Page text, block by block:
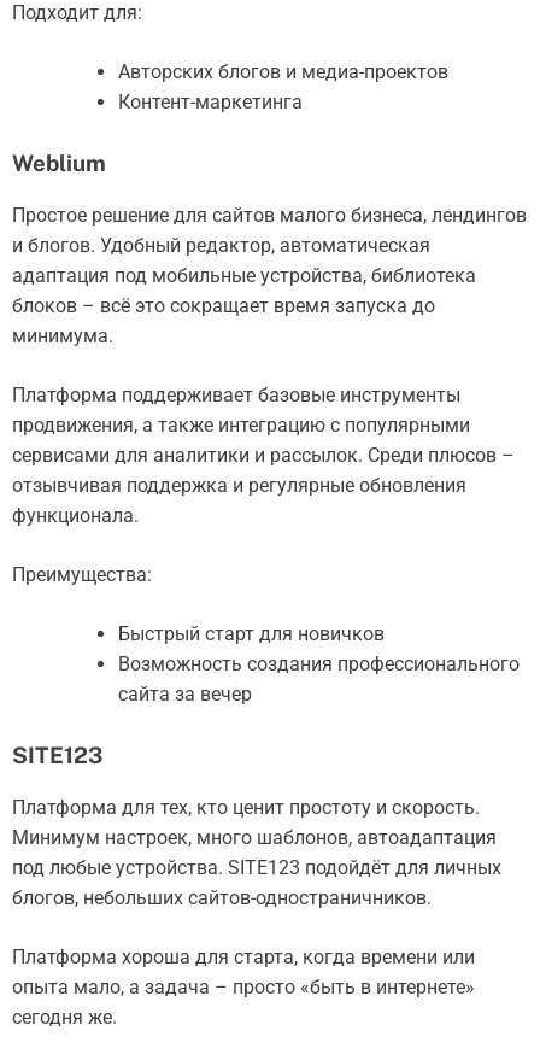
Подходит для:
Авторских блогов и медиа-проектов
Контент-маркетинга
Weblium
Простое решение для сайтов малого бизнеса, лендингов
и блогов. Удобный редактор, автоматическая
адаптация под мобильные устройства, библиотека
блоков – всё это сокращает время запуска до
минимума.
Платформа поддерживает базовые инструменты
продвижения, а также интеграцию с популярными
сервисами для аналитики и рассылок. Среди плюсов –
отзывчивая поддержка и регулярные обновления
функционала.
Преимущества:
Быстрый старт для новичков
Возможность создания профессионального
сайта за вечер
SITE123
Платформа для тех, кто ценит простоту и скорость.
Минимум настроек, много шаблонов, автоадаптация
под любые устройства. SITE123 подойдёт для личных
блогов, небольших сайтов-одностраничников.
Платформа хороша для старта, когда времени или
опыта мало, а задача – просто «быть в интернете»
сегодня же.